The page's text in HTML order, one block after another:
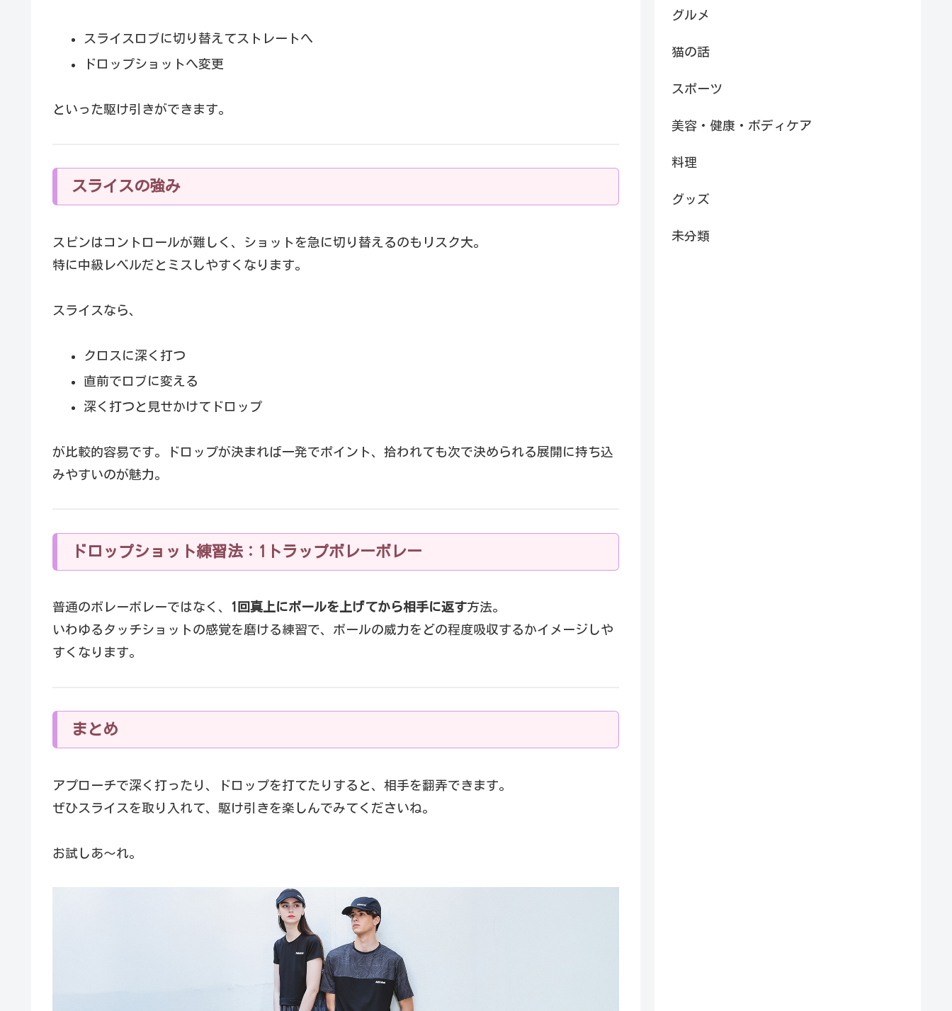
スライスロブに切り替えてストレートへ
ドロップショットへ変更
といった駆け引きができます。
スライスの強み
スピンはコントロールが難しく、ショットを急に切り替えるのもリスク大。
特に中級レベルだとミスしやすくなります。
スライスなら、
クロスに深く打つ
直前でロブに変える
深く打つと見せかけてドロップ
が比較的容易です。ドロップが決まれば一発でポイント、拾われても次で決められる展開に持ち込
みやすいのが魅力。
ドロップショット練習法：1トラップボレーボレー
普通のボレーボレーではなく、 1回真上にボールを上げてから相手に返す方法。
いわゆるタッチショットの感覚を磨ける練習で、ボールの威力をどの程度吸収するかイメージしや
すくなります。
まとめ
アプローチで深く打ったり、ドロップを打てたりすると、相手を翻弄できます。
ぜひスライスを取り入れて、駆け引きを楽しんでみてくださいね。
お試しあ〜れ。
グルメ
猫の話
スポーツ
美容・健康・ボディケア
料理
グッズ
未分類